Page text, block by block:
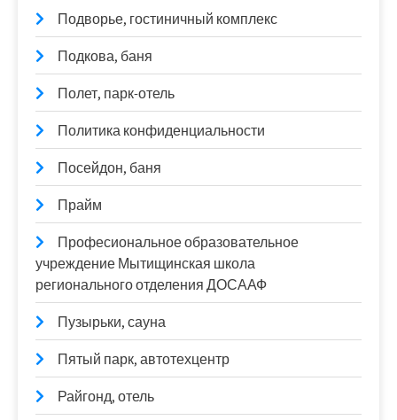
Подворье, гостиничный комплекс
Подкова, баня
Полет, парк-отель
Политика конфиденциальности
Посейдон, баня
Прайм
Професиональное образовательное
учреждение Мытищинская школа
регионального отделения ДОСААФ
Пузырьки, сауна
Пятый парк, автотехцентр
Райгонд, отель